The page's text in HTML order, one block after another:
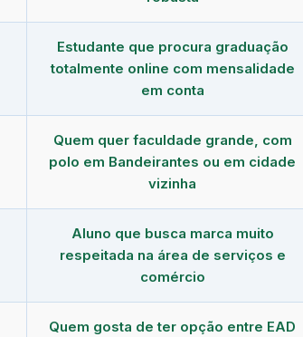
Estudante que procura graduação
totalmente online com mensalidade
em conta
Quem quer faculdade grande, com
polo em Bandeirantes ou em cidade
vizinha
Aluno que busca marca muito
respeitada na área de serviços e
comércio
Quem gosta de ter opção entre EAD